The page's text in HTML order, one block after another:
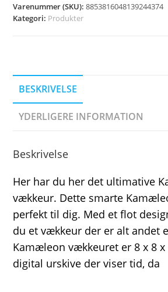
Varenummer (SKU):8853816048139244374
Kategori: Produkter
BESKRIVELSE
YDERLIGERE INFORMATION
Beskrivelse
Her har du her det ultimative
vækkeur. Dette smarte
perfekt til dig. Med et flot
du et vækkeur der er alt andet
Kamæleon vækkeuret er 8 x 8 x
digital urskive der viser tid, da